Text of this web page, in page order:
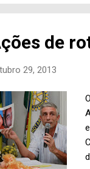
operação meio
de
29, 2013